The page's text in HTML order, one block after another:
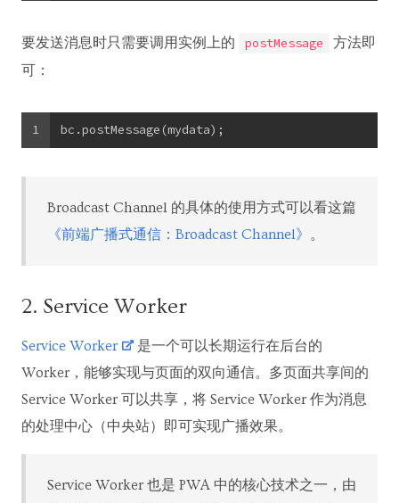
要发送消息时只需要调用实例上的 postMessage
方法即
可：
1 bc.postMessage(mydata);
Broadcast Channel 的具体的使用方式可以看这篇
《前端广播式通信：Broadcast Channel》 。
2. Service Worker
Service Worker
是一个可以长期运行在后台的
Worker，能够实现与页面的双向通信。多页面共享间的
Service Worker 可以共享，将 Service Worker 作为消息
的处理中心（中央站）即可实现广播效果。
Service Worker 也是 PWA 中的核心技术之一，由